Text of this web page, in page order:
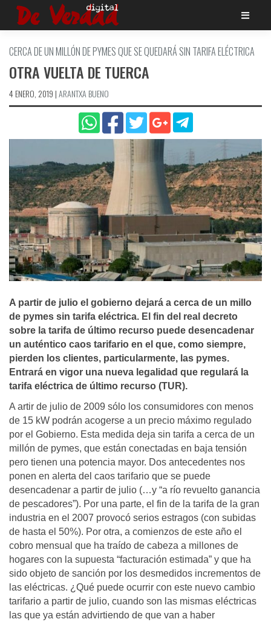
Saltar
CERCA DE UN MILLÓN DE PYMES QUE SE QUEDARÁ SIN TARIFA ELÉCTRICA
OTRA VUELTA DE TUERCA
4 ENERO, 2019 |ARANTXA BUENO
A partir de julio el gobierno dejará a cerca de un millo
de pymes sin tarifa eléctrica. El fin del real decreto
sobre la tarifa de último recurso puede desencadenar
un auténtico caos tarifario en el que, como siempre,
pierden los clientes, particularmente, las pymes.
Entrará en vigor una nueva legalidad que regulará la
tarifa eléctrica de último recurso (TUR).
A artir de julio de 2009 sólo los consumidores con menos
de 15 kW podrán acogerse a un precio máximo regulado
por el Gobierno. Esta medida deja sin tarifa a cerca de un
millón de pymes, que están conectadas en baja tensión
pero tienen una potencia mayor. Dos antecedentes nos
ponen en alerta del caos tarifario que se puede
desencadenar a partir de julio (…y “a río revuelto ganancia
de pescadores”). Por una parte, el fin de la tarifa de la gran
industria en el 2007 provocó serios estragos (con subidas
de hasta el 50%). Por otra, a comienzos de este año el
cobro mensual que ha traído de cabeza a millones de
hogares con la supuesta “facturación estimada” y que ha
sido objeto de sanción por los desmedidos incrementos de
las eléctricas. ¿Qué puede ocurrir con este nuevo cambio
tarifario a partir de julio, cuando son las mismas eléctricas
las que ya están advirtiendo de que van a haber